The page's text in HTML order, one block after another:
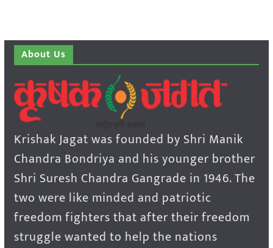
About Us
Krishak Jagat was founded by Shri Manik
Chandra Bondriya and his younger brother
Shri Suresh Chandra Gangrade in 1946. The
two were like minded and patriotic
freedom fighters that after their freedom
struggle wanted to help the nations